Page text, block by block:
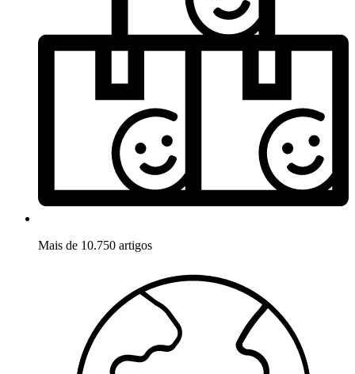
Mais de 10.750 artigos